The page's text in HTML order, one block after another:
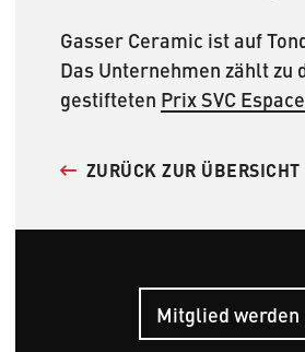
Gasser Ceramic ist auf
Das Unternehmen zählt zu
gestifteten Prix SVC
ZURÜCK ZUR ÜBERSICHT
Mitglied werden